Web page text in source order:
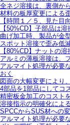
全ネジ溶接は、裏側か
材料の板厚変更による
【時間１／５、見た
【50%CD】子部品は
曲げ加工時、製品が金
スポット溶接で歪み低
【80%CD】ナットの
アルミの薄板溶接は、
アルマイト処理が必要
おく
図面の大幅変更により
4部品を1部品にしてコ
精密板金加工のコスト
溶接指示の明確化によ
SPCCからSUS材への
アルマイト処理が必要